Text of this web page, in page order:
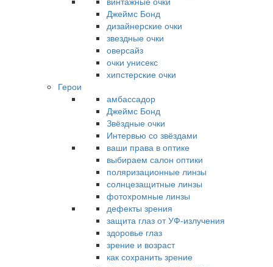
Джеймс Бонд
дизайнерские очки
звездные очки
оверсайз
очки унисекс
хипстерские очки
Герои
амбассадор
Джеймс Бонд
Звёздные очки
Интервью со звёздами
ваши права в оптике
выбираем салон оптики
поляризационные линзы
солнцезащитные линзы
фотохромные линзы
дефекты зрения
защита глаз от УФ-излучения
здоровье глаз
зрение и возраст
как сохранить зрение